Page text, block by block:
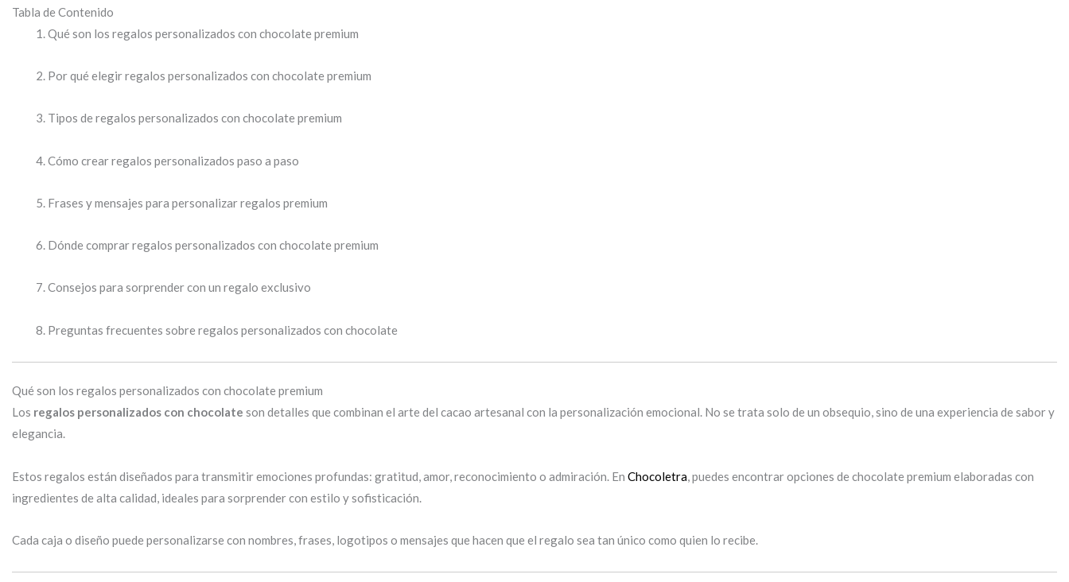
Tabla de Contenido
Qué son los regalos personalizados con chocolate premium
Por qué elegir regalos personalizados con chocolate premium
Tipos de regalos personalizados con chocolate premium
Cómo crear regalos personalizados paso a paso
Frases y mensajes para personalizar regalos premium
Dónde comprar regalos personalizados con chocolate premium
Consejos para sorprender con un regalo exclusivo
Preguntas frecuentes sobre regalos personalizados con chocolate
Qué son los regalos personalizados con chocolate premium
Los regalos personalizados con chocolate son detalles que combinan el arte del cacao artesanal con la personalización emocional. No se trata solo de un obsequio, sino de una experiencia de sabor y
elegancia.
Estos regalos están diseñados para transmitir emociones profundas: gratitud, amor, reconocimiento o admiración. En Chocoletra, puedes encontrar opciones de chocolate premium elaboradas con
ingredientes de alta calidad, ideales para sorprender con estilo y sofisticación.
Cada caja o diseño puede personalizarse con nombres, frases, logotipos o mensajes que hacen que el regalo sea tan único como quien lo recibe.